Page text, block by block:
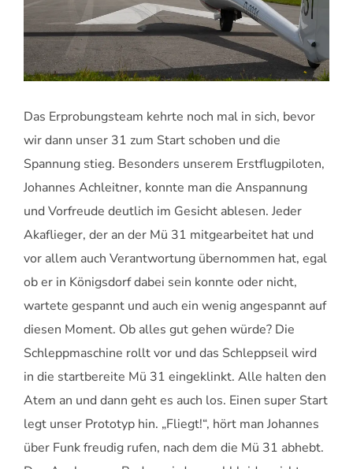
Das Erprobungsteam kehrte noch mal in sich, bevor
wir dann unser 31 zum Start schoben und die
Spannung stieg. Besonders unserem Erstflugpiloten,
Johannes Achleitner, konnte man die Anspannung
und Vorfreude deutlich im Gesicht ablesen. Jeder
Akaflieger, der an der Mü 31 mitgearbeitet hat und
vor allem auch Verantwortung übernommen hat, egal
ob er in Königsdorf dabei sein konnte oder nicht,
wartete gespannt und auch ein wenig angespannt auf
diesen Moment. Ob alles gut gehen würde? Die
Schleppmaschine rollt vor und das Schleppseil wird
in die startbereite Mü 31 eingeklinkt. Alle halten den
Atem an und dann geht es auch los. Einen super Start
legt unser Prototyp hin. „Fliegt!“, hört man Johannes
über Funk freudig rufen, nach dem die Mü 31 abhebt.